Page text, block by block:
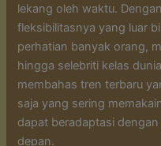
lekang oleh waktu.
fleksibilitasnya yang luar
perhatian banyak orang,
hingga selebriti kelas
membahas tren terbaru
saja yang sering
dapat beradaptasi
depan.